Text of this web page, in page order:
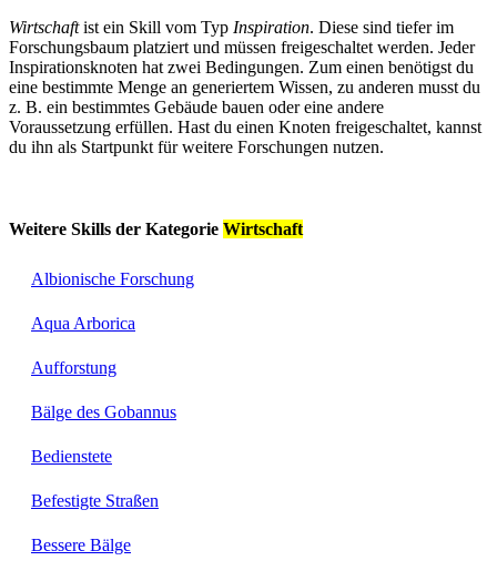
Wirtschaftist ein Skill vom Typ Inspiration. Diese sind tiefer im
Forschungsbaum platziert und müssen freigeschaltet werden. Jeder
Inspirationsknoten hat zwei Bedingungen. Zum einen benötigst du
eine bestimmte Menge an generiertem Wissen, zu anderen musst du
z. B. ein bestimmtes Gebäude bauen oder eine andere
Voraussetzung erfüllen. Hast du einen Knoten freigeschaltet, kannst
du ihn als Startpunkt für weitere Forschungen nutzen.
Weitere Skills der Kategorie Wirtschaft
Albionische Forschung
Aqua Arborica
Aufforstung
Bälge des Gobannus
Bedienstete
Befestigte Straßen
Bessere Bälge